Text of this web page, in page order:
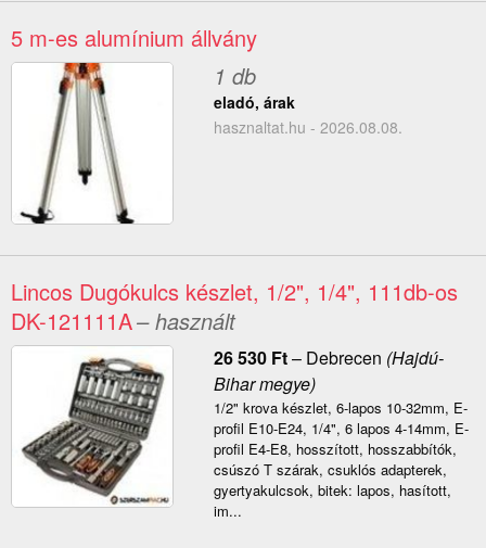
5 m-es alumínium állvány
1 db
eladó, árak
hasznaltat.hu - 2026.08.08.
Lincos Dugókulcs készlet, 1/2", 1/4", 111db-os
DK-121111A– használt
26 530 Ft– Debrecen (Hajdú-
Bihar megye)
1/2" krova készlet, 6-lapos 10-32mm, E-
profil E10-E24, 1/4", 6 lapos 4-14mm, E-
profil E4-E8, hosszított, hosszabbítók,
csúszó T szárak, csuklós adapterek,
gyertyakulcsok, bitek: lapos, hasított,
im...